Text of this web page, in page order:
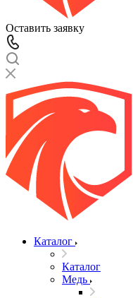
Оставить заявку
Каталог
Каталог
Медь